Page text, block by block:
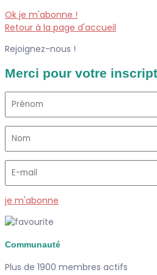
Ok je m'abonne !
Retour à la page d'accueil
Rejoignez-nous !
Merci pour votre
je m'abonne
Communauté
Plus de 1900 membres actifs